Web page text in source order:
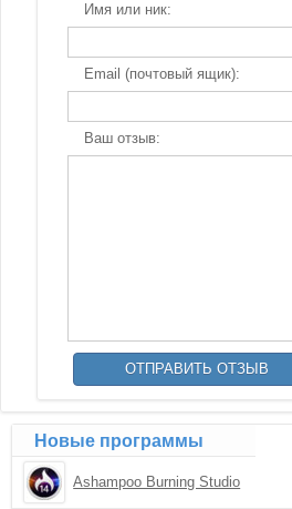
Имя или ник:
Email (почтовый ящик):
Ваш отзыв:
Новые программы
Ashampoo Burning Studio